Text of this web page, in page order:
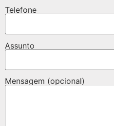
Telefone
Assunto
Mensagem (opcional)